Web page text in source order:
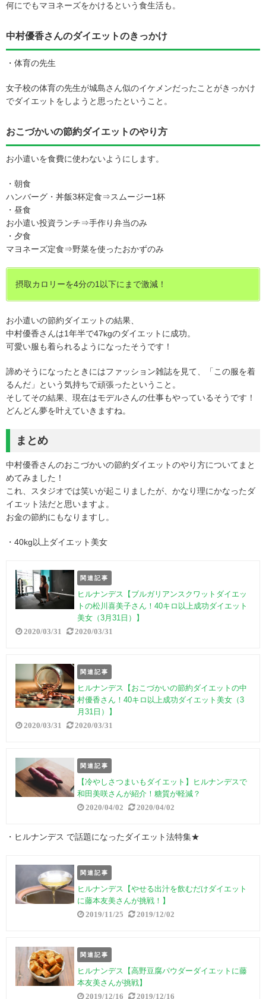
何にでもマヨネーズをかけるという食生活も。
中村優香さんのダイエットのきっかけ
・体育の先生
女子校の体育の先生が城島さん似のイケメンだったことがきっかけ
でダイエットをしようと思ったということ。
おこづかいの節約ダイエットのやり方
お小遣いを食費に使わないようにします。
・朝食
ハンバーグ・丼飯3杯定食⇒スムージー1杯
・昼食
お小遣い投資ランチ⇒手作り弁当のみ
・夕食
マヨネーズ定食⇒野菜を使ったおかずのみ
摂取カロリーを4分の1以下にまで激減！
お小遣いの節約ダイエットの結果、
中村優香さんは1年半で47kgのダイエットに成功。
可愛い服も着られるようになったそうです！
諦めそうになったときにはファッション雑誌を見て、「この服を着
るんだ」という気持ちで頑張ったということ。
そしてその結果、現在はモデルさんの仕事もやっているそうです！
どんどん夢を叶えていきますね。
まとめ
中村優香さんのおこづかいの節約ダイエットのやり方についてまと
めてみました！
これ、スタジオでは笑いが起こりましたが、かなり理にかなったダ
イエット法だと思いますよ。
お金の節約にもなりますし。
・40kg以上ダイエット美女
関連記事
ヒルナンデス【ブルガリアンスクワットダイエッ
トの松川喜美子さん！40キロ以上成功ダイエット
美女（3月31日）】
2020/03/31 2020/03/31
関連記事
ヒルナンデス【おこづかいの節約ダイエットの中
村優香さん！40キロ以上成功ダイエット美女（3
月31日）】
2020/03/31 2020/03/31
関連記事
【冷やしさつまいもダイエット】ヒルナンデスで
和田美咲さんが紹介！糖質が軽減？
2020/04/02 2020/04/02
・ヒルナンデス で話題になったダイエット法特集★
関連記事
ヒルナンデス【やせる出汁を飲むだけダイエット
に藤本友美さんが挑戦！】
2019/11/25 2019/12/02
関連記事
ヒルナンデス【高野豆腐パウダーダイエットに藤
本友美さんが挑戦】
2019/12/16 2019/12/16